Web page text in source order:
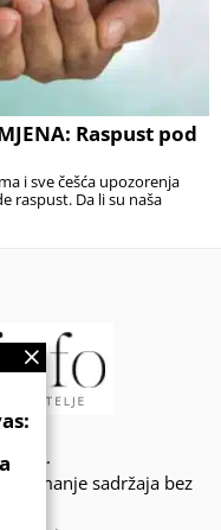
Raspust pod
i sve češća upozorenja
raspust. Da li su naša
sadržaja bez